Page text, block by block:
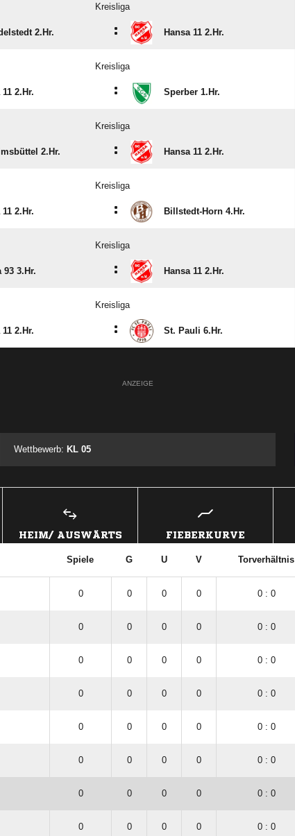
Kreisliga
2.Hr. : Hansa 11 2.Hr.
Kreisliga
11 2.Hr. : Sperber 1.Hr.
Kreisliga
2.Hr. : Hansa 11 2.Hr.
Kreisliga
11 2.Hr. : Billstedt-Horn 4.Hr.
Kreisliga
93 3.Hr. : Hansa 11 2.Hr.
Kreisliga
11 2.Hr. : St. Pauli 6.Hr.
ANZEIGE
Wettbewerb: KL 05
HEIM/ AUSWÄRTS FIEBERKURVE
Spiele G U V Torverhältnis
0 0 0 0 0 : 0
0 0 0 0 0 : 0
0 0 0 0 0 : 0
0 0 0 0 0 : 0
0 0 0 0 0 : 0
0 0 0 0 0 : 0
0 0 0 0 0 : 0
0 0 0 0 0 : 0